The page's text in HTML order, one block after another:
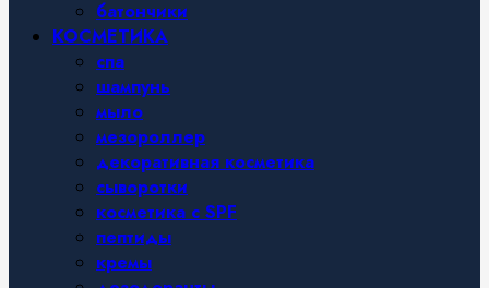
батончики
КОСМЕТИКА
спа
шампунь
мыло
мезороллер
декоративная косметика
сыворотки
косметика с SPF
пептиды
кремы